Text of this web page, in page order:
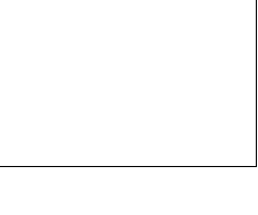
S.L. - CIF : B-95610580: -